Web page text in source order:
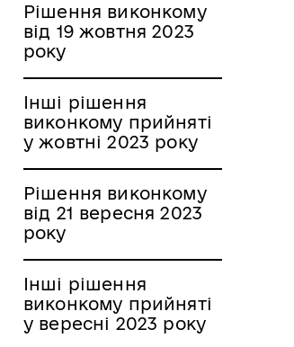
Рішення виконкому
від 19 жовтня 2023
року
Інші рішення
виконкому прийняті
у жовтні 2023 року
Рішення виконкому
від 21 вересня 2023
року
Інші рішення
виконкому прийняті
у вересні 2023 року